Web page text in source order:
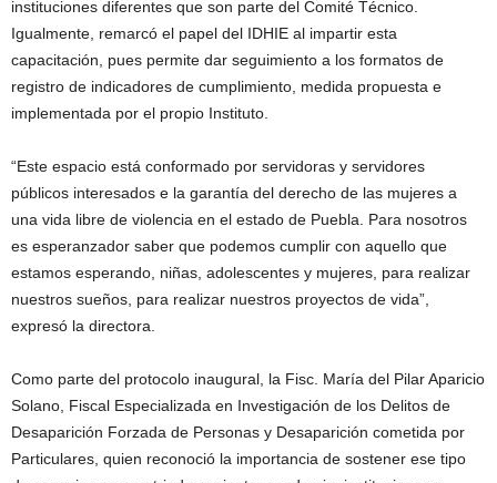
instituciones diferentes que son parte del Comité Técnico.
Igualmente, remarcó el papel del IDHIE al impartir esta
capacitación, pues permite dar seguimiento a los formatos de
registro de indicadores de cumplimiento, medida propuesta e
implementada por el propio Instituto.
“Este espacio está conformado por servidoras y servidores
públicos interesados e la garantía del derecho de las mujeres a
una vida libre de violencia en el estado de Puebla. Para nosotros
es esperanzador saber que podemos cumplir con aquello que
estamos esperando, niñas, adolescentes y mujeres, para realizar
nuestros sueños, para realizar nuestros proyectos de vida”,
expresó la directora.
Como parte del protocolo inaugural, la Fisc. María del Pilar Aparicio
Solano, Fiscal Especializada en Investigación de los Delitos de
Desaparición Forzada de Personas y Desaparición cometida por
Particulares, quien reconoció la importancia de sostener ese tipo